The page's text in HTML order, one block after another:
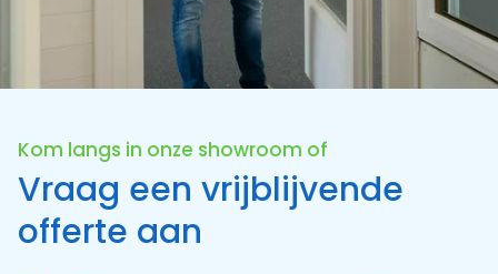
Kom langs in onze showroom of
Vraag een vrijblijvende
offerte aan